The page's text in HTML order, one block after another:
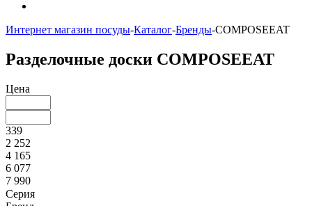
Интернет магазин посуды-Каталог-Бренды-COMPOSEEAT
Разделочные доски COMPOSEEAT
Цена
339
2 252
4 165
6 077
7 990
Серия